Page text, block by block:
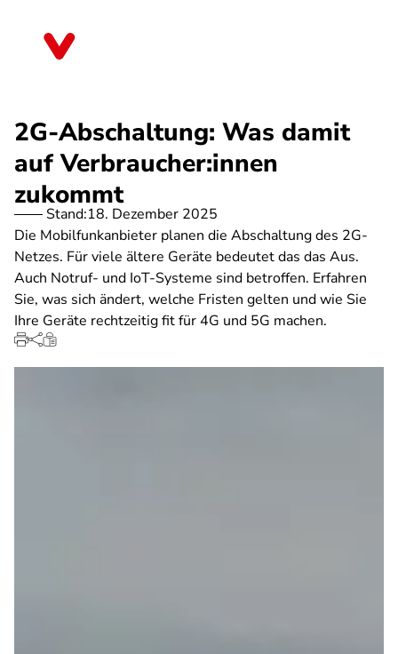
2G-Abschaltung: Was damit
auf Verbraucher:innen
zukommt
Stand:18. Dezember 2025
Die Mobilfunkanbieter planen die Abschaltung des 2G-
Netzes. Für viele ältere Geräte bedeutet das das Aus.
Auch Notruf- und IoT-Systeme sind betroffen. Erfahren
Sie, was sich ändert, welche Fristen gelten und wie Sie
Ihre Geräte rechtzeitig fit für 4G und 5G machen.